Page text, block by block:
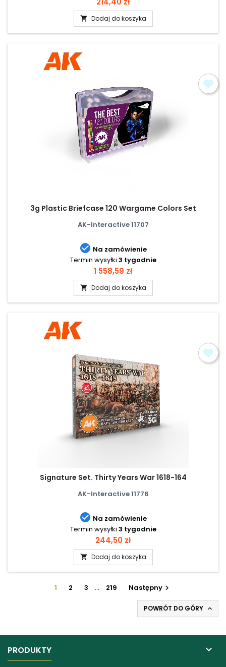
 Dodaj do koszyka
3g Plastic Briefcase 120 Wargame Colors Set
AK-Interactive 11707
 Na zamówienie
Termin wysyłki 3 tygodnie
Cena
1 558,59 zł
 Dodaj do koszyka
Signature Set. Thirty Years War 1618-164
AK-Interactive 11776
 Na zamówienie
Termin wysyłki 3 tygodnie
Cena
244,50 zł
 Dodaj do koszyka
1 2 3 … 219 Następny 
POWRÓT DO GÓRY 
PRODUKTY 